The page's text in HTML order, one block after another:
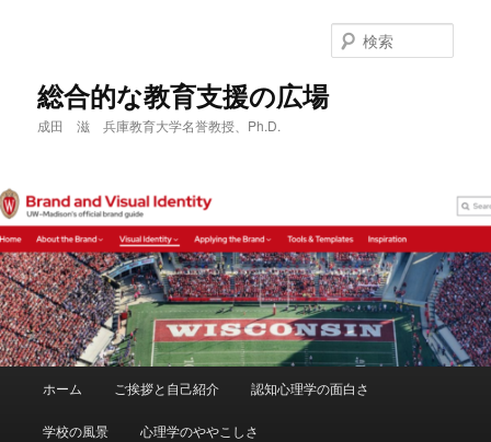
へ
移
動
移
動
総合的な教育支援の広場
成田 滋 兵庫教育大学名誉教授、Ph.D.
索
ホーム ご挨拶と自己紹介 認知心理学の面白さ
学校の風景 心理学のややこしさ